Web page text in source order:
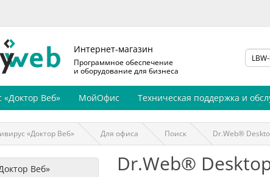
Интернет-магазин
Программное обеспечение
и оборудование для бизнеса
«Доктор Веб» МойОфис Техническая поддержка и
«Доктор Веб» Для офиса Поиск Dr.Web®
Веб»
Dr.Web®